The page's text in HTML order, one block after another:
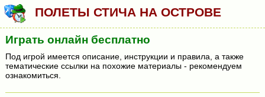
ПОЛЕТЫ СТИЧА НА ОСТРОВЕ
Играть онлайн бесплатно
Под игрой имеется описание, инструкции и правила, а также
тематические ссылки на похожие материалы - рекомендуем
ознакомиться.